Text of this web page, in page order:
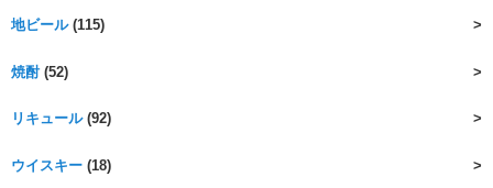
地ビール(115)
焼酎(52)
リキュール(92)
ウイスキー (18)